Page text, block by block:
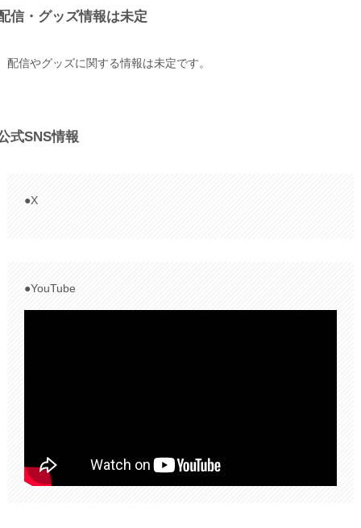
信・グッズ情報は未定
配信やグッズに関する情報は未定です。
式SNS情報
●X
●YouTube